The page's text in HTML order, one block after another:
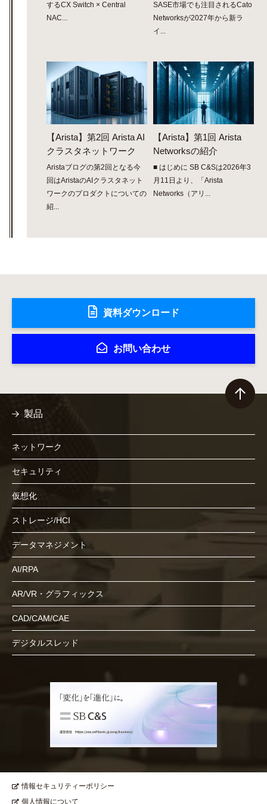
するCX Switch × Central
NAC...
SASE市場でも注目されるCato
Networksが2027年から新ラ
イ...
【Arista】第2回 Arista AI
クラスタネットワーク
Aristaブログの第2回となる今
回はAristaのAIクラスタネット
ワークのプロダクトについての
紹...
【Arista】第1回 Arista
Networksの紹介
■ はじめに SB C&Sは2026年3
月11日より、「Arista
Networks（アリ...
資料ダウンロード
お問い合わせ
製品
ネットワーク
セキュリティ
仮想化
ストレージ/HCI
データマネジメント
AI/RPA
AR/VR・グラフィックス
CAD/CAM/CAE
デジタルスレッド
情報セキュリティーポリシー
個人情報について